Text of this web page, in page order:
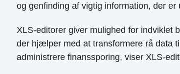
og genfinding af vigtig information, der
XLS-editorer giver mulighed for indviklet
der hjælper med at transformere rå data
administrere finanssporing, viser XLS-